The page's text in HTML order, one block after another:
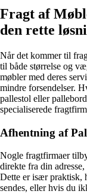
Fragt af
den rette
Når det kommer til
til både størrelse og
møbler med deres
mindre forsendelser.
pallestol eller
specialiserede
Afhentning af
Nogle fragtfirmaer
direkte fra din
Dette er især praktisk,
sendes, eller hvis du